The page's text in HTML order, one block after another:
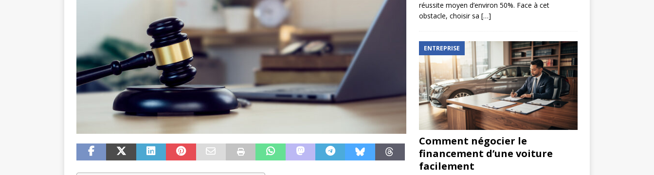
réussite moyen d’environ 50%. Face à cet
obstacle, choisir sa […]
ENTREPRISE
Comment négocier le
financement d’une voiture
facilement